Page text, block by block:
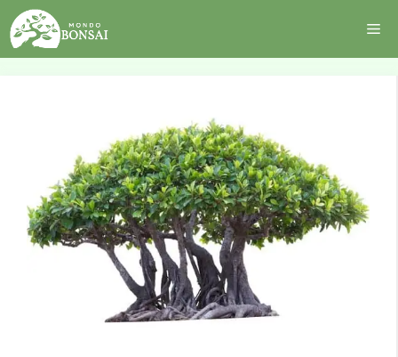
Vai
al
contenuto